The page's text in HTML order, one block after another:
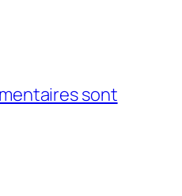
sont